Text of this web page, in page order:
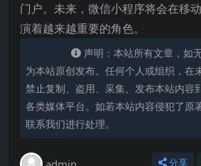
门户。未来，微信小程序将会在移
演着越来越重要的角色。
声明：本站所有文章，如
为本站原创发布。任何个人或组织，在
禁止复制、盗用、采集、发布本站内容
各类媒体平台。如若本站内容侵犯了原
联系我们进行处理。
分享